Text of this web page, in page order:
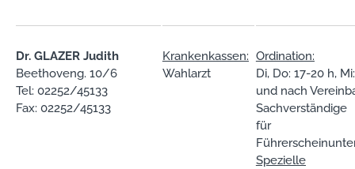
Dr. GLAZER Judith
Beethoveng. 10/6
Tel: 02252/45133
Fax: 02252/45133
Krankenkassen:
Wahlarzt
Ordination:
Di, Do: 17-20 h,
und nach
Sachverständige
für
Spezielle